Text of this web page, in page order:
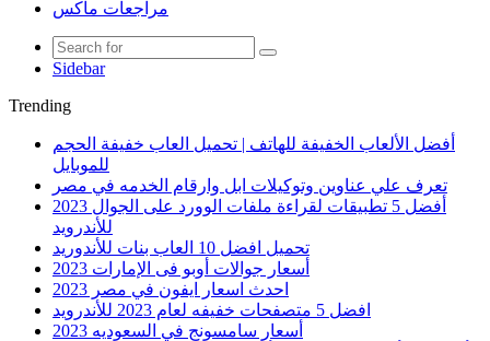
مراجعات ماكس
Sidebar
Trending
أفضل الألعاب الخفيفة للهاتف | تحميل العاب خفيفة الحجم
للموبايل
تعرف علي عناوين وتوكيلات ابل وارقام الخدمه في مصر
أفضل 5 تطبيقات لقراءة ملفات الوورد على الجوال 2023
للأندرويد
تحميل افضل 10 العاب بنات للأندوريد
أسعار جوالات أوبو فى الإمارات 2023
احدث اسعار ايفون في مصر 2023
افضل 5 متصفحات خفيفه لعام 2023 للأندرويد
أسعار سامسونج في السعوديه 2023